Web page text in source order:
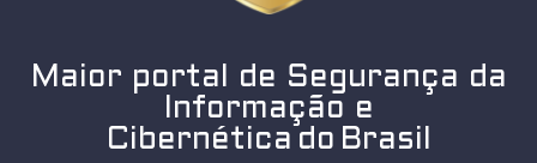
Maior portal de Segurança da
Informação e
Cibernética do Brasil